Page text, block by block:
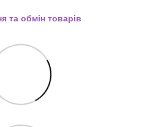
та обмін товарів